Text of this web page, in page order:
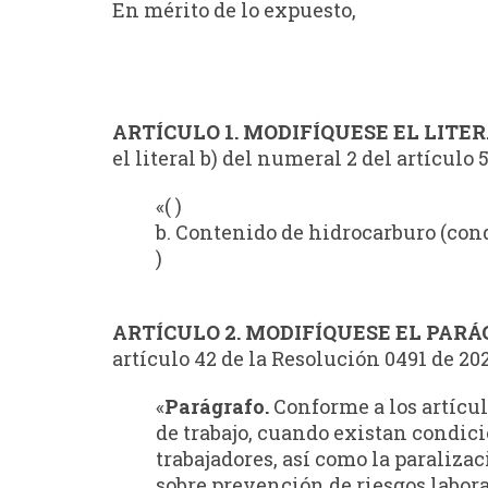
En mérito de lo expuesto,
ARTÍCULO 1. MODIFÍQUESE EL
el literal b) del numeral 2 del artículo 5
«( )
b. Contenido de hidrocarburo
)
ARTÍCULO 2. MODIFÍQUESE EL
artículo 42 de la Resolución 0491 de
«Parágrafo. Conforme a los
de trabajo, cuando existan
trabajadores, así como la